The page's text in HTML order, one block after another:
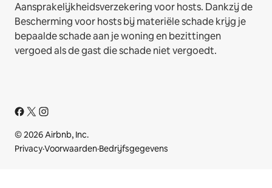
Aansprakelijkheidsverzekering voor hosts. Dankzij de
Bescherming voor hosts bij materiële schade krijg je
bepaalde schade aan je woning en bezittingen
vergoed als de gast die schade niet vergoedt.
© 2026 Airbnb, Inc.
Privacy·Voorwaarden·Bedrijfsgegevens